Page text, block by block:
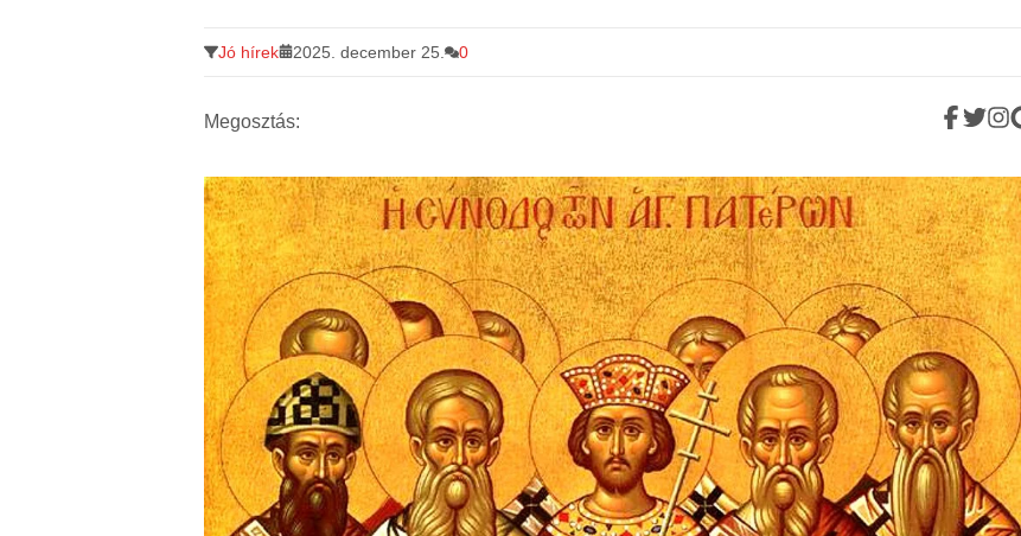
Jó hírek 2025. december 25. 0
Megosztás: